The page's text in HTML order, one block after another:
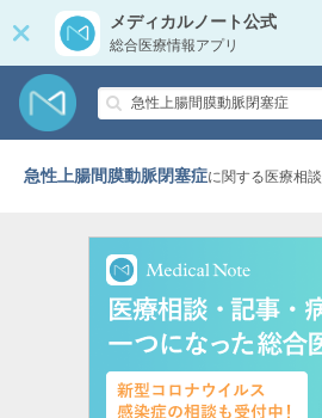
メディカルノート公式
総合医療情報アプリ
急性上腸間膜動脈閉塞症に関する医療相談